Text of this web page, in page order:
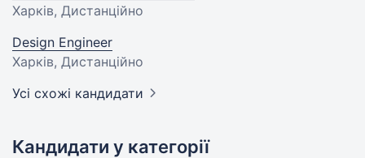
Харків, Дистанційно
Design Engineer
Харків, Дистанційно
Усі схожі кандидати
Кандидати у категорії